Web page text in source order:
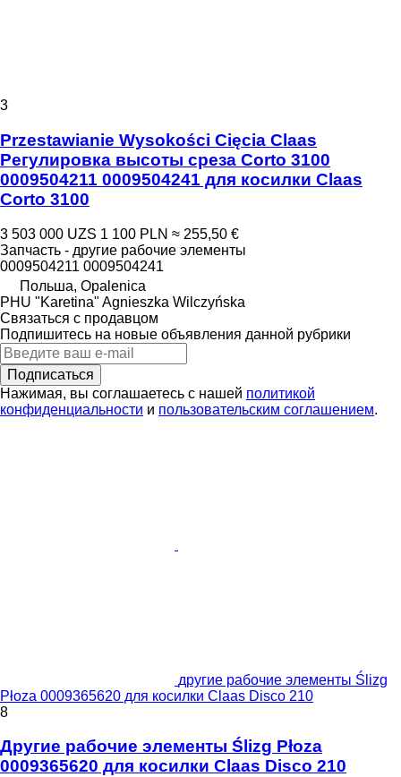
3
Przestawianie Wysokości Cięcia Claas
Регулировка высоты среза Corto 3100
0009504211 0009504241 для косилки Claas
Corto 3100
3 503 000 UZS 1 100 PLN ≈ 255,50 €
Запчасть - другие рабочие элементы
0009504211 0009504241
Польша, Opalenica
PHU "Karetina" Agnieszka Wilczyńska
Связаться с продавцом
Подпишитесь на новые объявления данной рубрики
Подписаться
Нажимая, вы соглашаетесь с нашей политикой
конфиденциальности и пользовательским соглашением.
другие рабочие элементы Ślizg
Płoza 0009365620 для косилки Claas Disco 210
8
Другие рабочие элементы Ślizg Płoza
0009365620 для косилки Claas Disco 210